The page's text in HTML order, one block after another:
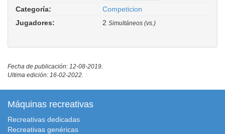
Categoría:
Competicion
Jugadores:
2 Simultáneos (vs.)
Fecha de publicación: 12-08-2019.
Ultima edición: 16-02-2022.
Máquinas recreativas
Recreativas dedicadas
Recreativas genéricas